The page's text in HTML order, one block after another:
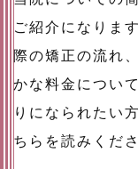
ご紹介になりま
際の矯正の流れ
かな料金につい
りになられたい
ちらを読みくださ